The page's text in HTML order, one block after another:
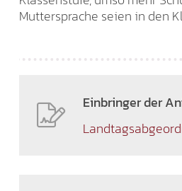
Muttersprache seien in den
Einbringer der